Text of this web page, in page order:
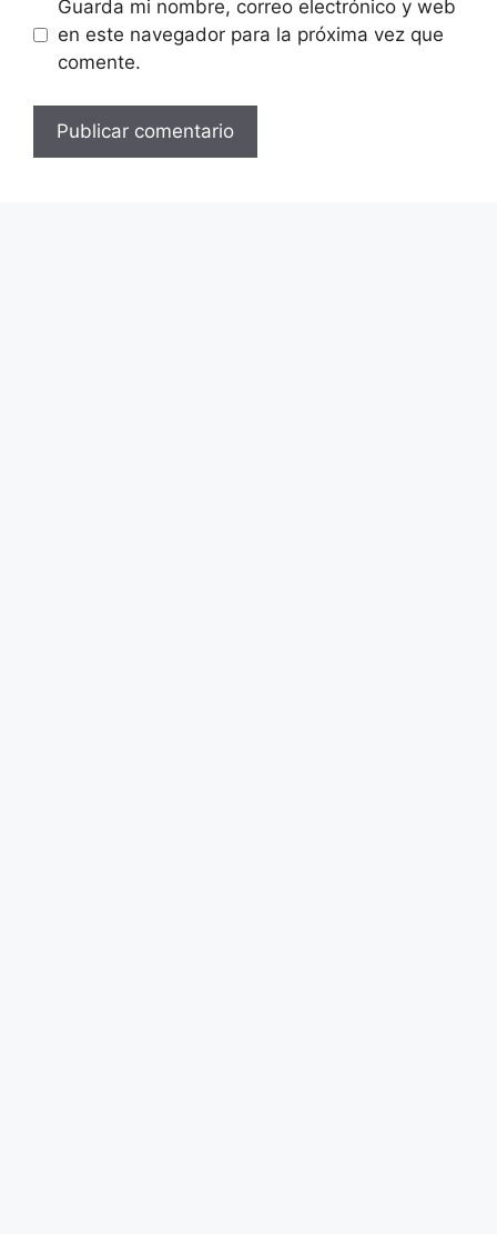
Guarda mi nombre, correo electrónico y web
en este navegador para la próxima vez que
comente.